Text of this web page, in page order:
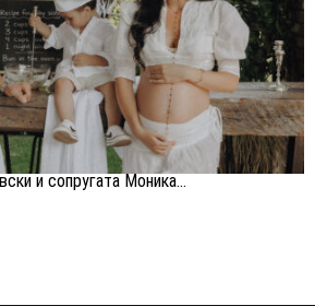
и сопругата Моника...